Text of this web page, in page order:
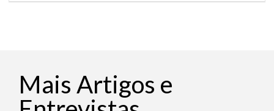
Mais Artigos e